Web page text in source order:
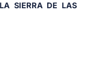
SIERRA DE LAS